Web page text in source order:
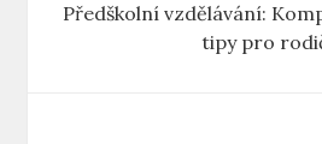
Předškolní vzdělávání:
tipy pro